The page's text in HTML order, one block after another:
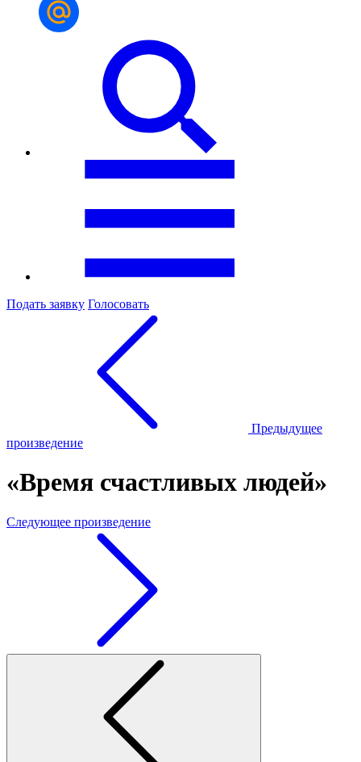
Подать заявку Голосовать
Предыдущее
произведение
«Время счастливых людей»
Следующее произведение